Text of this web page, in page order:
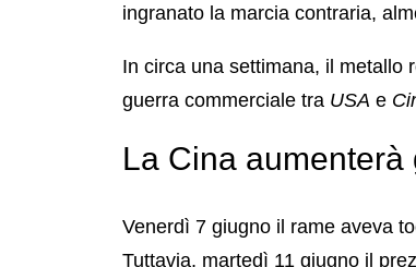
ingranato la marcia contraria,
In circa una settimana, il metallo
guerra commerciale tra USA e
La Cina
Venerdì 7 giugno il rame aveva
Tuttavia, martedì 11 giugno il